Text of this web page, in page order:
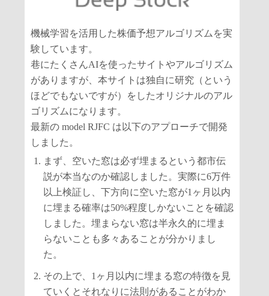
機械学習を活用した株価予想アルゴリズムを実
験しています。
巷にたくさんAIを使ったサイトやアルゴリズム
がありますが、本サイトは独自に研究（という
ほどでもないですが）をしたオリジナルのアル
ゴリズムになります。
最新の model RJFC は以下のアプローチで開発
しました。
まず、空いた窓は必ず埋まるという都市伝
説が本当なのか確認しました。実際に6万件
以上検証し、下方向に空いた窓が1ヶ月以内
に埋まる確率は50%程度しかないことを確認
しました。埋まらない窓は半永久的に埋ま
らないことも多々あることが分かりまし
た。
その上で、1ヶ月以内に埋まる窓の特徴を見
ていくとそれなりに法則があることがわか